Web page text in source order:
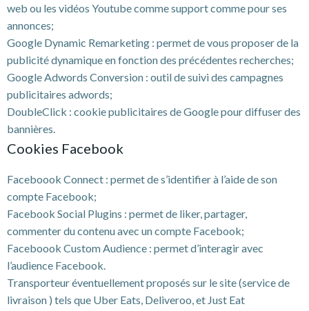
web ou les vidéos Youtube comme support comme pour ses
annonces;
Google Dynamic Remarketing : permet de vous proposer de la
publicité dynamique en fonction des précédentes recherches;
Google Adwords Conversion : outil de suivi des campagnes
publicitaires adwords;
DoubleClick : cookie publicitaires de Google pour diffuser des
bannières.
Cookies Facebook
Faceboook Connect : permet de s’identifier à l’aide de son
compte Facebook;
Facebook Social Plugins : permet de liker, partager,
commenter du contenu avec un compte Facebook;
Faceboook Custom Audience : permet d’interagir avec
l’audience Facebook.
Transporteur éventuellement proposés sur le site (service de
livraison ) tels que Uber Eats, Deliveroo, et Just Eat